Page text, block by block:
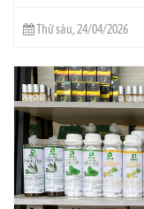
Thứ sáu, 24/04/2026